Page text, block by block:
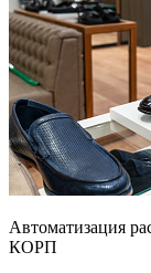
Автоматизация
КОРП